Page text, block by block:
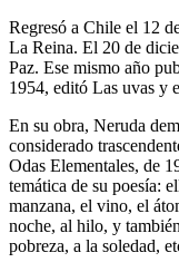
Regresó a Chile el 12
La Reina. El 20 de
Paz. Ese mismo año
1954, editó Las uvas y
En su obra, Neruda
considerado
Odas Elementales, de
temática de su poesía:
manzana, el vino, el
noche, al hilo, y
pobreza, a la soledad,